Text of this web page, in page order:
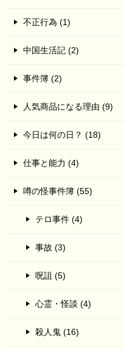
不正行為 (1)
中国生活記 (2)
事件簿 (2)
人気商品になる理由 (9)
今日は何の日？ (18)
仕事と能力 (4)
噂の怪事件簿 (55)
テロ事件 (4)
事故 (3)
呪詛 (5)
心霊・怪談 (4)
殺人鬼 (16)